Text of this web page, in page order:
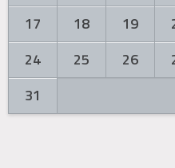
17
18 19
24
25 26
31